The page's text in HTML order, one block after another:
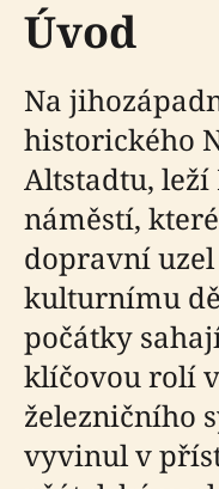
Úvod
Na
historického
Altstadtu, leží
náměstí,
dopravní
kulturnímu
počátky
klíčovou rolí
železničního
vyvinul v